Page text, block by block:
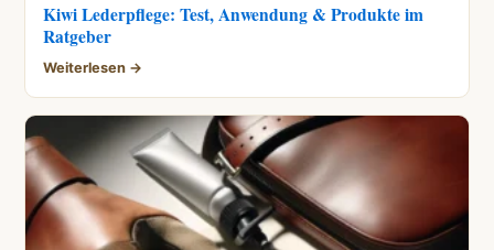
Kiwi Lederpflege: Test, Anwendung & Produkte im
Ratgeber
Weiterlesen →